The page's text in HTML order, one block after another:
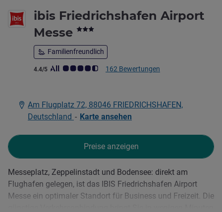
ibis Friedrichshafen Airport
Messe 3 Sterne
Familienfreundlich
Note Kundenmeinungen (Bewertung ALL)
4.4/5 162 Bewertungen
Am Flugplatz 72, 88046 FRIEDRICHSHAFEN,
Deutschland - Karte ansehen
Preise anzeigen
Beschreibung
Messeplatz, Zeppelinstadt und Bodensee: direkt am
Flughafen gelegen, ist das IBIS Friedrichshafen Airport
Messe ein optimaler Standort für Business und Freizeit. Die